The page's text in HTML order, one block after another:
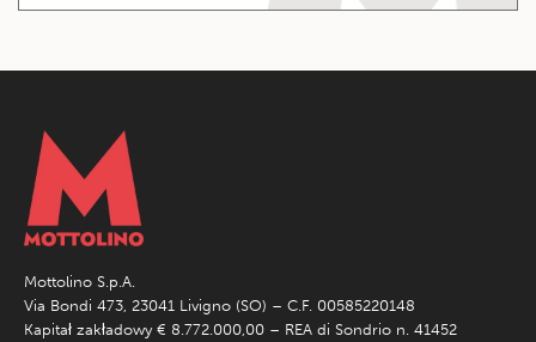
Mottolino S.p.A.
Via Bondi 473, 23041 Livigno (SO) – C.F. 00585220148
Kapitał zakładowy € 8.772.000,00 – REA di Sondrio n. 41452